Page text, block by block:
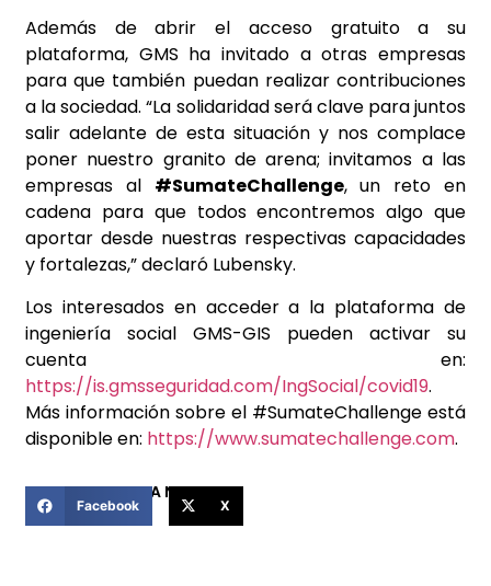
Además de abrir el acceso gratuito a su
plataforma, GMS ha invitado a otras empresas
para que también puedan realizar contribuciones
a la sociedad. “La solidaridad será clave para juntos
salir adelante de esta situación y nos complace
poner nuestro granito de arena; invitamos a las
empresas al #SumateChallenge, un reto en
cadena para que todos encontremos algo que
aportar desde nuestras respectivas capacidades
y fortalezas,” declaró Lubensky.
Los interesados en acceder a la plataforma de
ingeniería social GMS-GIS pueden activar su
cuenta en:
https://is.gmsseguridad.com/IngSocial/covid19.
Más información sobre el #SumateChallenge está
disponible en: https://www.sumatechallenge.com.
COMPARTIR ESTA NOTICIA
Facebook X